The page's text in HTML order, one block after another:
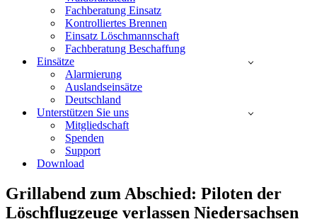
Fachberatung Einsatz
Kontrolliertes Brennen
Einsatz Löschmannschaft
Fachberatung Beschaffung
Einsätze
Alarmierung
Auslandseinsätze
Deutschland
Unterstützen Sie uns
Mitgliedschaft
Spenden
Support
Download
Grillabend zum Abschied: Piloten der
Löschflugzeuge verlassen Niedersachsen